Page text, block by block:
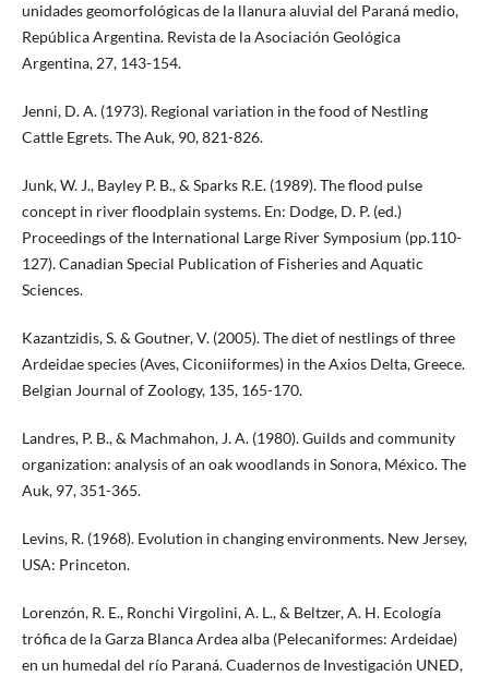
unidades geomorfológicas de la llanura aluvial del Paraná medio,
República Argentina. Revista de la Asociación Geológica
Argentina, 27, 143-154.
Jenni, D. A. (1973). Regional variation in the food of Nestling
Cattle Egrets. The Auk, 90, 821-826.
Junk, W. J., Bayley P. B., & Sparks R.E. (1989). The flood pulse
concept in river floodplain systems. En: Dodge, D. P. (ed.)
Proceedings of the International Large River Symposium (pp.110-
127). Canadian Special Publication of Fisheries and Aquatic
Sciences.
Kazantzidis, S. & Goutner, V. (2005). The diet of nestlings of three
Ardeidae species (Aves, Ciconiiformes) in the Axios Delta, Greece.
Belgian Journal of Zoology, 135, 165-170.
Landres, P. B., & Machmahon, J. A. (1980). Guilds and community
organization: analysis of an oak woodlands in Sonora, México. The
Auk, 97, 351-365.
Levins, R. (1968). Evolution in changing environments. New Jersey,
USA: Princeton.
Lorenzón, R. E., Ronchi Virgolini, A. L., & Beltzer, A. H. Ecología
trófica de la Garza Blanca Ardea alba (Pelecaniformes: Ardeidae)
en un humedal del río Paraná. Cuadernos de Investigación UNED,